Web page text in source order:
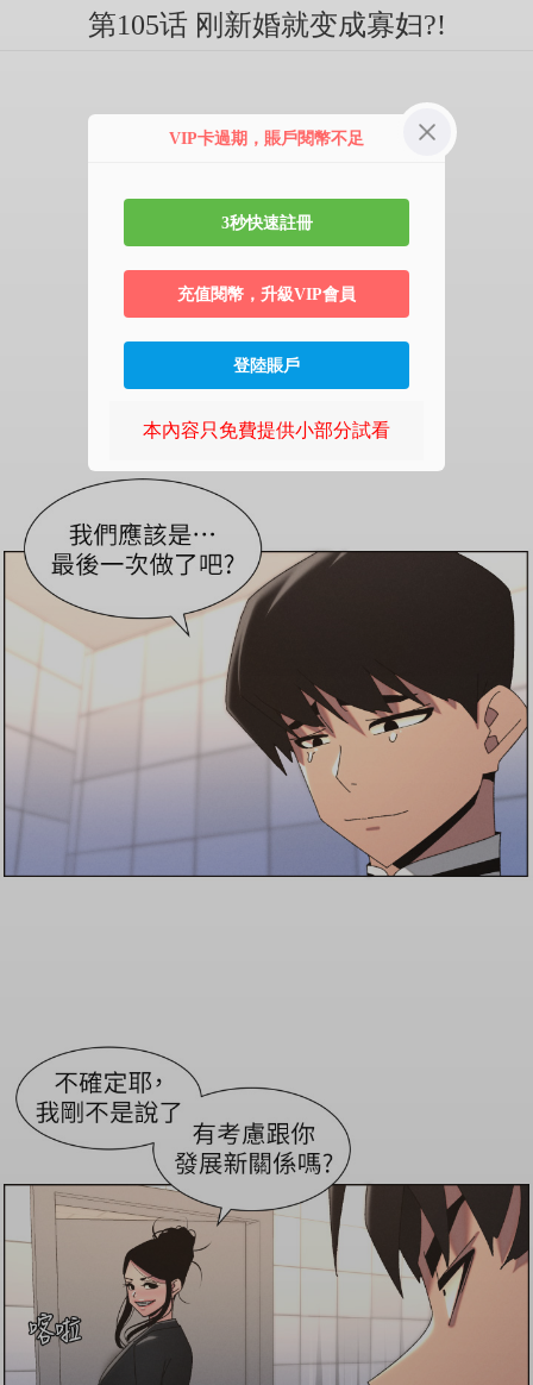
第105话 刚新婚就变成寡妇?!
VIP卡過期，賬戶閱幣不足
3秒快速註冊
充值閱幣，升級VIP會員
登陸賬戶
本內容只免費提供小部分試看